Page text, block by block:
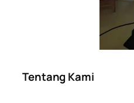
Tentang Kami